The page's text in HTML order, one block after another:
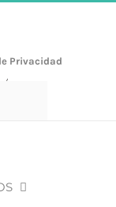
Privacidad